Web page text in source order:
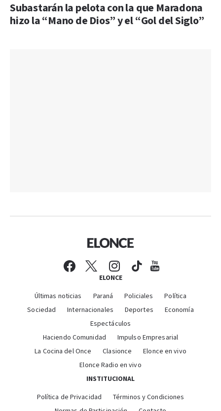
Subastarán la pelota con la que Maradona
hizo la “Mano de Dios” y el “Gol del Siglo”
ELONCE
Últimas noticias Paraná Policiales
Política
Sociedad
Internacionales Deportes
Economía
Espectáculos
Haciendo Comunidad
Impulso Empresarial
La Cocina del Once
Clasionce
Elonce en vivo
Elonce Radio en vivo
INSTITUCIONAL
Política de Privacidad
Términos y Condiciones